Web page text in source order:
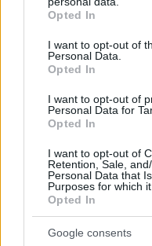
grant or deny consent to
use your data for below
consent section.
Opted In
I want to opt-out of
Personal Data.
Opted In
I want to opt-out of
Personal Data for
Opted In
I want to opt-out of
Retention, Sale,
Personal Data that
Purposes for which
Opted In
Google consents